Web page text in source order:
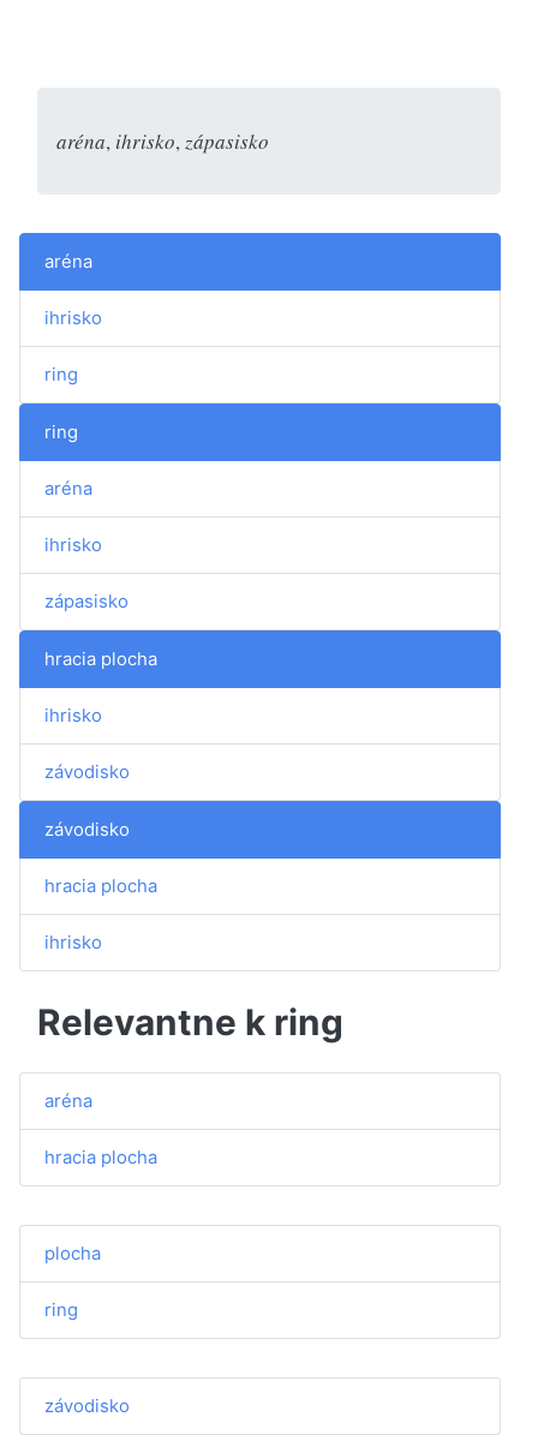
aréna, ihrisko, zápasisko
aréna
ihrisko
ring
ring
aréna
ihrisko
zápasisko
hracia plocha
ihrisko
závodisko
závodisko
hracia plocha
ihrisko
Relevantne k ring
aréna
hracia plocha
plocha
ring
závodisko